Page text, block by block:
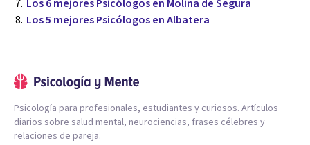
Los 6 mejores Psicólogos en Molina de Segura
Los 5 mejores Psicólogos en Albatera
Psicología para profesionales, estudiantes y curiosos. Artículos
diarios sobre salud mental, neurociencias, frases célebres y
relaciones de pareja.